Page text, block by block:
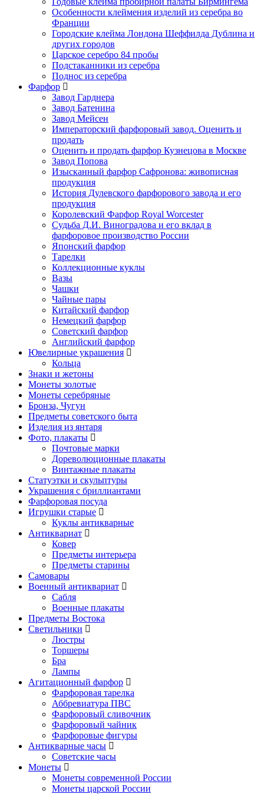
Особенности клеймения изделий из серебра во
Франции
Городские клейма Лондона Шеффилда Дублина и
других городов
Царское серебро 84 пробы
Подстаканники из серебра
Поднос из серебра
Фарфор
Завод Гарднера
Завод Батенина
Завод Мейсен
Императорский фарфоровый завод. Оценить и
продать
Оценить и продать фарфор Кузнецова в Москве
Завод Попова
Изысканный фарфор Сафронова: живописная
продукция
История Дулевского фарфорового завода и его
продукция
Королевский Фарфор Royal Worcester
Судьба Д.И. Виноградова и его вклад в
фарфоровое производство России
Японский фарфор
Тарелки
Коллекционные куклы
Вазы
Чашки
Чайные пары
Китайский фарфор
Немецкий фарфор
Советский фарфор
Английский фарфор
Ювелирные украшения
Кольца
Знаки и жетоны
Монеты золотые
Монеты серебряные
Бронза, Чугун
Предметы советского быта
Изделия из янтаря
Фото, плакаты
Почтовые марки
Дореволюционные плакаты
Винтажные плакаты
Статуэтки и скульптуры
Украшения с бриллиантами
Фарфоровая посуда
Игрушки старые
Куклы антикварные
Антиквариат
Ковер
Предметы интерьера
Предметы старины
Самовары
Военный антиквариат
Сабля
Военные плакаты
Предметы Востока
Светильники
Люстры
Торшеры
Бра
Лампы
Агитационный фарфор
Фарфоровая тарелка
Аббревиатура ПВС
Фарфоровый сливочник
Фарфоровый чайник
Фарфоровые фигуры
Антикварные часы
Советские часы
Монеты
Монеты современной России
Монеты царской России